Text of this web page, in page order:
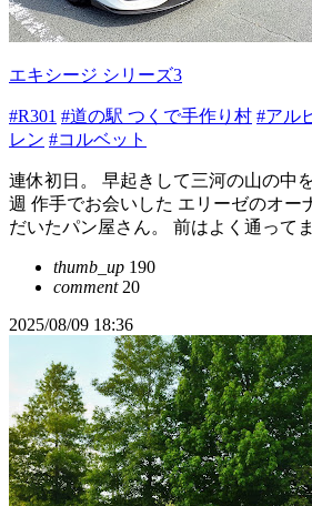
エキシージ シリーズ3
#R301 #道の駅 つくで手作り村 #アル
レン #コルベット
連休初日。 早起きして三河の山の中
週 作手でお会いした エリーゼのオー
だいたパン屋さん。 前はよく通って
thumb_up 190
comment20
2025/08/09 18:36